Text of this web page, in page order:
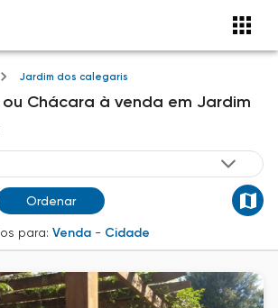
Jardim dos calegaris
Chácara à venda em Jardim
Ordenar
para: Venda - Cidade